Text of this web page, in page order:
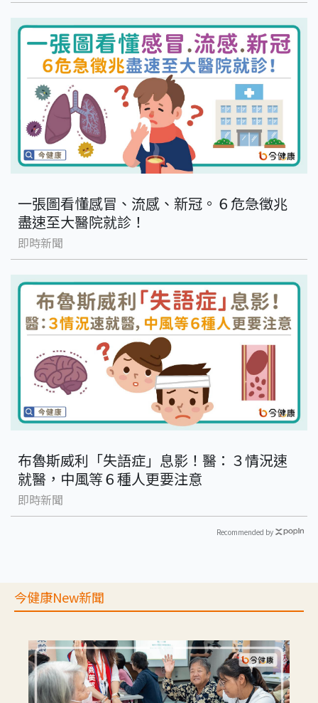
一張圖看懂感冒、流感、新冠。６危急徵兆
盡速至大醫院就診！
即時新聞
布魯斯威利「失語症」息影！醫：３情況速
就醫，中風等６種人更要注意
即時新聞
Recommended by
今健康New新聞